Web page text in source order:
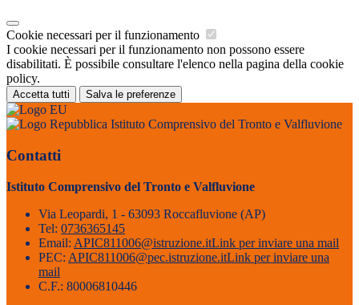
Cookie necessari per il funzionamento
I cookie necessari per il funzionamento non possono essere
disabilitati. È possibile consultare l'elenco nella pagina della cookie
policy.
Accetta tutti Salva le preferenze
Istituto Comprensivo del Tronto e Valfluvione
Contatti
Istituto Comprensivo del Tronto e Valfluvione
Via Leopardi, 1 - 63093 Roccafluvione (AP)
Tel: 0736365145
Email: APIC811006@istruzione.itLink per inviare una mail
PEC: APIC811006@pec.istruzione.itLink per inviare una
mail
C.F.: 80006810446